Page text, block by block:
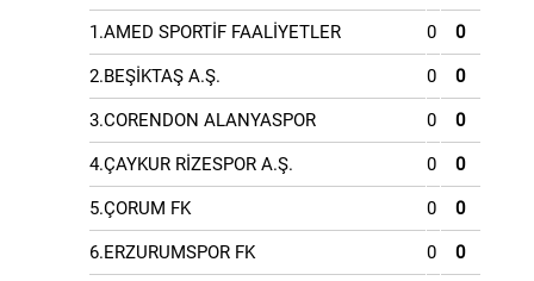
1.AMED SPORTİF FAALİYETLER 0 0
2.BEŞİKTAŞ A.Ş. 0 0
3.CORENDON ALANYASPOR 0 0
4.ÇAYKUR RİZESPOR A.Ş. 0 0
5.ÇORUM FK 0 0
6.ERZURUMSPOR FK 0 0